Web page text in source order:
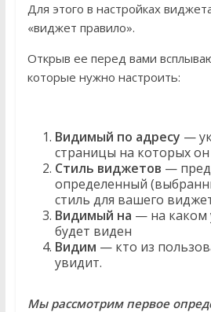
Для этого в настройках
«виджет правило».
Открыв ее перед вами
которые нужно настроить:
Видимый по адресу —
страницы на которых он
Стиль виджетов —
определенный
стиль для вашего
Видимый на — на каком
будет виден
Видим — кто из
увидит.
Мы рассмотрим первое